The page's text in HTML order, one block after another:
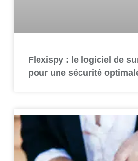
Flexispy : le logiciel de
pour une sécurité